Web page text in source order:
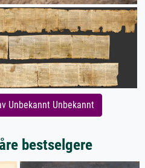
Unbekannt Unbekannt
bestselgere